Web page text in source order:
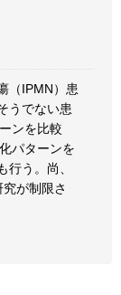
（IPMN）患
うでない患
ンを比較
パターンを
行う。尚、
が制限さ